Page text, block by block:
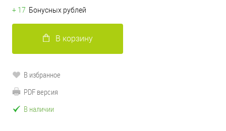
+ 17 Бонусных рублей
В корзину
В избранное
PDF версия
В наличии